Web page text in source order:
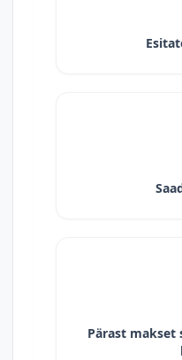
Pärast makset